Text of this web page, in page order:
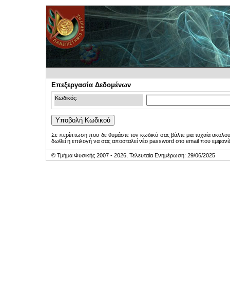
Επεξεργασία Δεδομένων
Κωδικός:
Σε περίπτωση που δε θυμάστε τον κωδικό σας βάλτε μια τυχαία
δωθεί η επιλογή να σας αποσταλεί νέο password στο email που
© Τμήμα Φυσικής 2007 - 2026, Τελευταία Ενημέρωση: 29/06/2025